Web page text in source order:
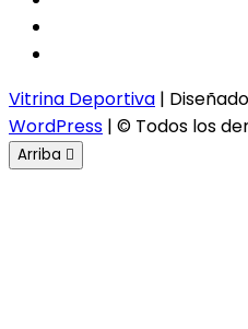
Vitrina Deportiva |
WordPress | © Todos los
Arriba